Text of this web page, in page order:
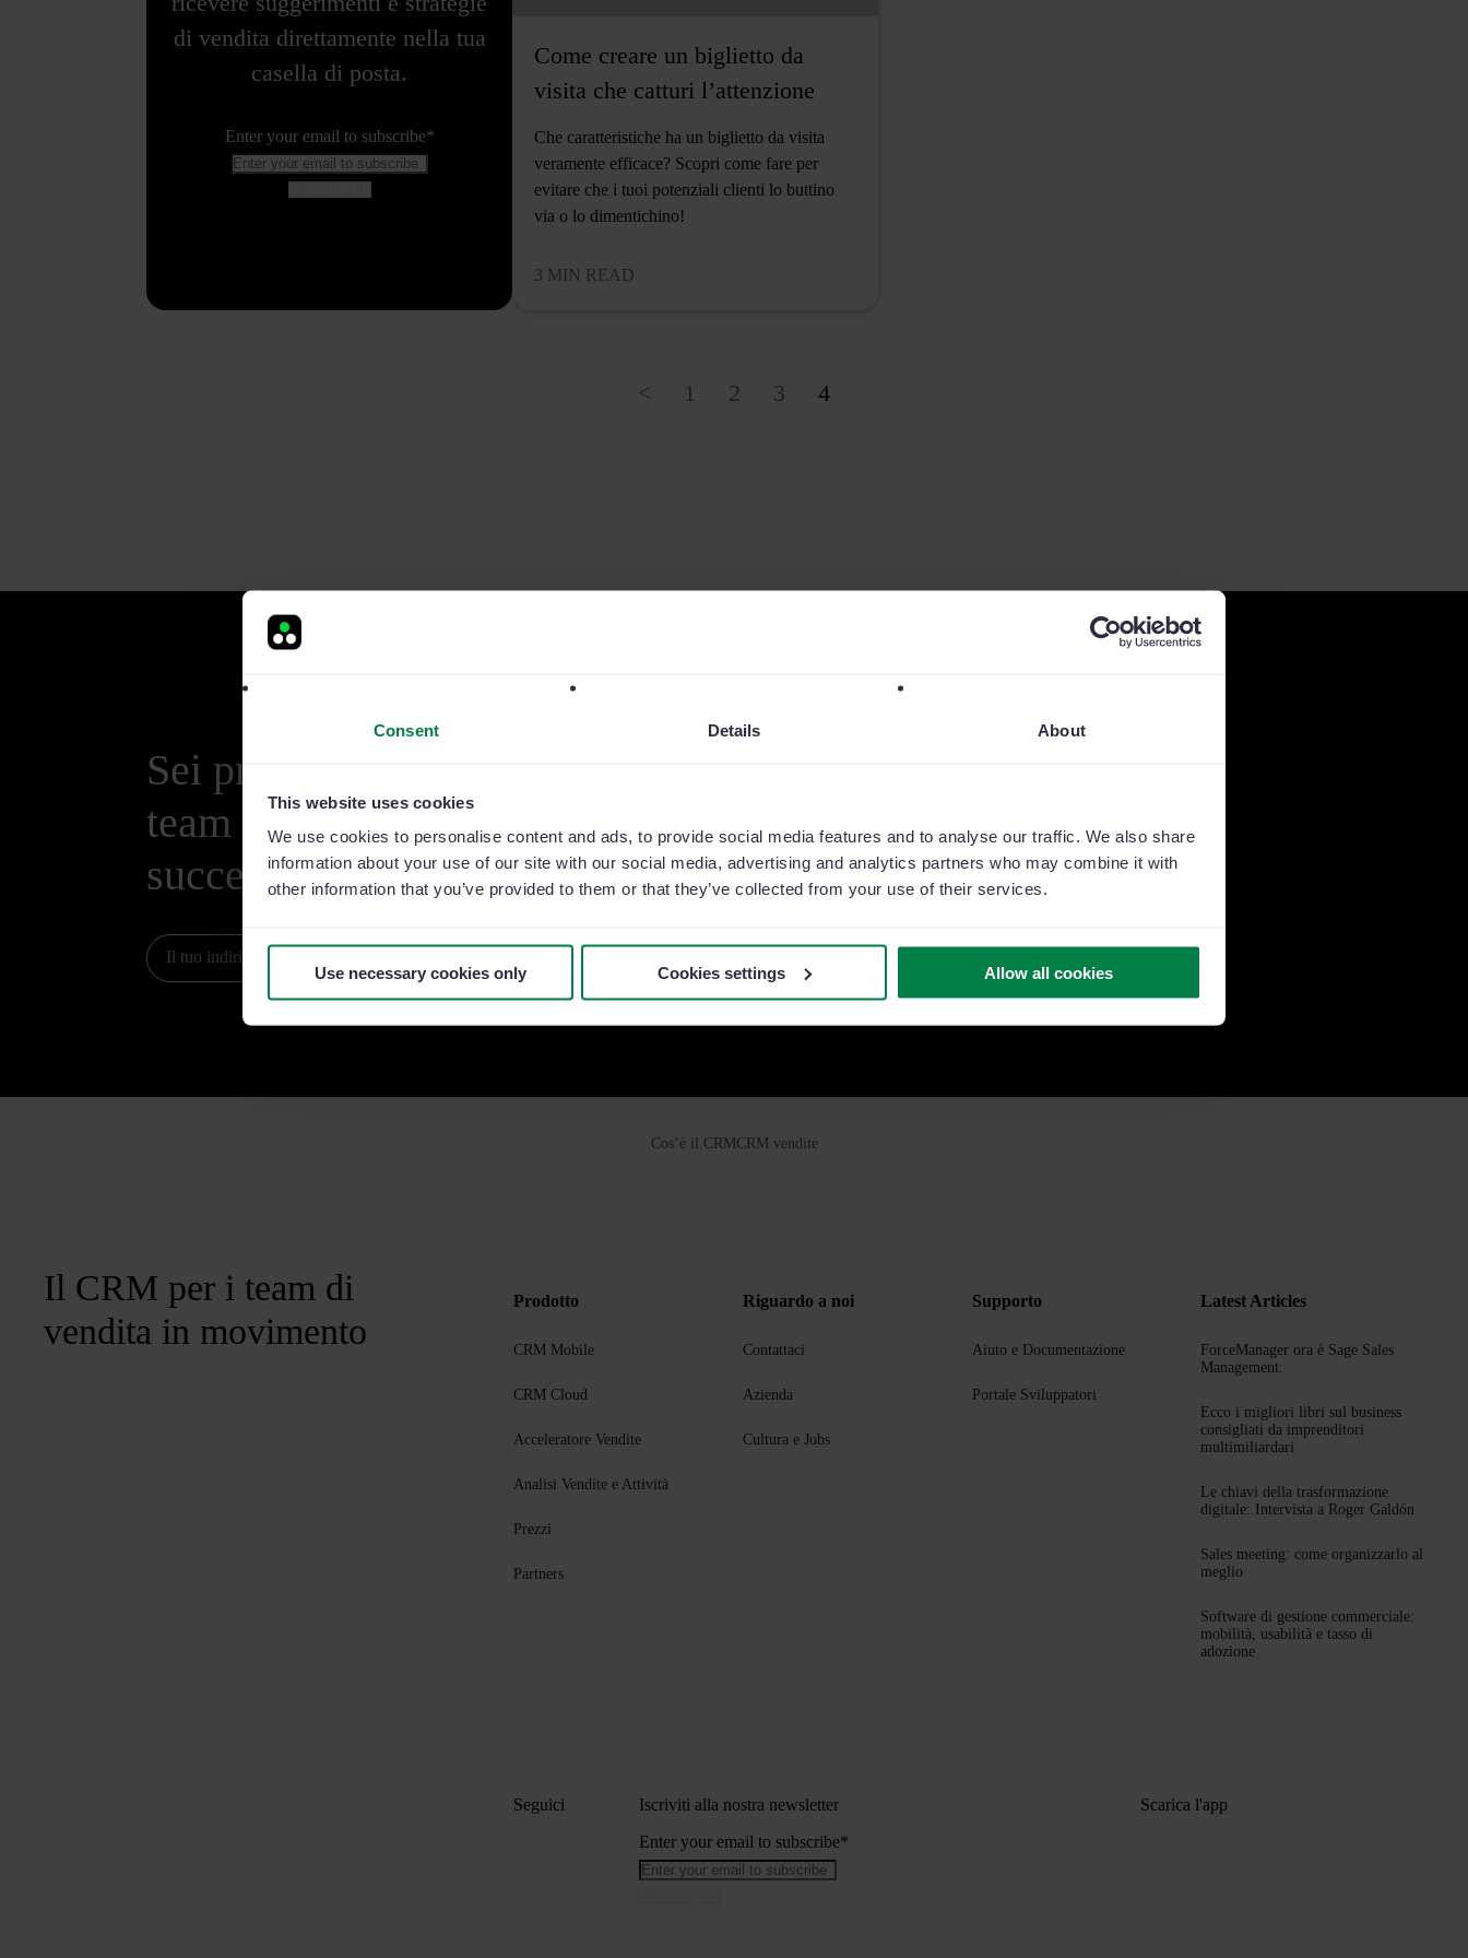
Consent Details About
This website uses cookies
We use cookies to personalise content and ads, to provide social media features and to analyse our traffic. We also share
information about your use of our site with our social media, advertising and analytics partners who may combine it with
other information that you’ve provided to them or that they’ve collected from your use of their services.
Use necessary cookies only Cookies settings Allow all cookies
di vendita direttamente nella tua
casella di posta.
Enter your email to subscribe*
Come creare un biglietto da
visita che catturi l’attenzione
Che caratteristiche ha un biglietto da visita
veramente efficace? Scopri come fare per
evitare che i tuoi potenziali clienti lo buttino
via o lo dimentichino!
3 MIN READ
< 1 2 3 4
Sei pronto a portare il tuo
team di vendita al livello
successivo?
Adolfo Masagué
Cos’è il CRM CRM vendite
Il CRM per i team di
vendita in movimento
Prodotto
CRM Mobile
CRM Cloud
Acceleratore Vendite
Analisi Vendite e Attività
Prezzi
Partners
Riguardo a noi
Contattaci
Azienda
Cultura e Jobs
Supporto
Aiuto e Documentazione
Portale Sviluppatori
Latest Articles
ForceManager ora è Sage Sales
Management.
Ecco i migliori libri sul business
consigliati da imprenditori
multimiliardari
Le chiavi della trasformazione
digitale: Intervista a Roger Galdón
Sales meeting: come organizzarlo al
meglio
Software di gestione commerciale:
mobilità, usabilità e tasso di
adozione
Seguici
Iscriviti alla nostra newsletter
Enter your email to subscribe*
Scarica l'app